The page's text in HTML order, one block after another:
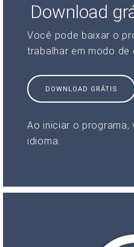
Download
Você pode baixar o
trabalhar em modo de
DOWNLOAD GRÁTIS
Ao iniciar o
idioma.